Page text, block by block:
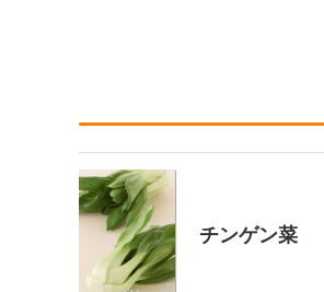
チンゲン菜